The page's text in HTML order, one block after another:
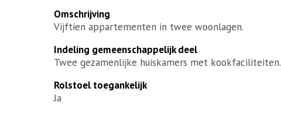
Omschrijving
Vijftien appartementen in twee woonlagen.
Indeling gemeenschappelijk deel
Twee gezamenlijke huiskamers met kookfaciliteiten.
Rolstoel toegankelijk
Ja